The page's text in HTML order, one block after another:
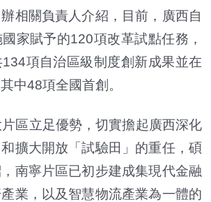
相關負責人介紹，目前，廣西自
家賦予的120項改革試點任務，
項自治區級制度創新成果並在
中48項全國首創。
區立足優勢，切實擔起廣西深化
擴大開放「試驗田」的重任，碩
南寧片區已初步建成集現代金融
業，以及智慧物流產業為一體的